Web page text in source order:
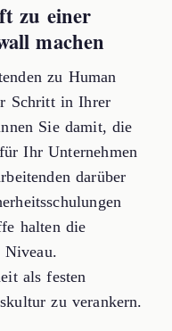
zu einer
machen
zu Human
Schritt in Ihrer
Sie damit, die
Ihr Unternehmen
darüber
halten die
Niveau.
als festen
zu verankern.